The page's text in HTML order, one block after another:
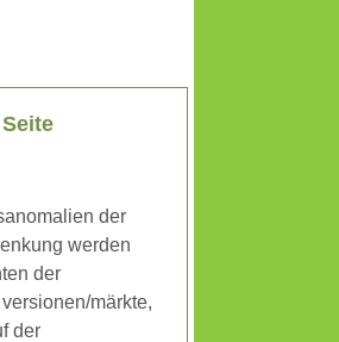
der
werden
der
märkte,
der